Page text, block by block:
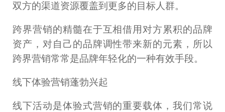
双方的渠道资源覆盖到更多的目标人群。
跨界营销的精髓在于互相借用对方累积的品牌
资产，对自己的品牌调性带来新的元素，所以
跨界营销常常是品牌年轻化的一种有效手段。
线下体验营销蓬勃兴起
线下活动是体验式营销的重要载体，我们常说